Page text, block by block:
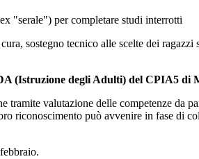
"serale") per completare studi interrotti
sostegno tecnico alle scelte dei
(Istruzione degli Adulti) del CPIA5 di
valutazione delle competenze da
riconoscimento può avvenire in fase di